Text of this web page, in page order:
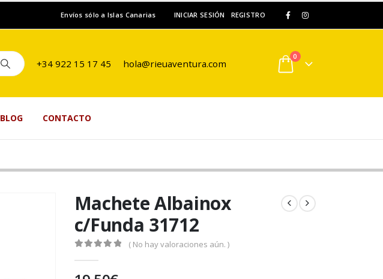
Envíos sólo a Islas Canarias INICIAR SESIÓN REGISTRO
+34 922 15 17 45 hola@rieuaventura.com
0
BLOG CONTACTO
Machete Albainox
c/Funda 31712
( No hay valoraciones aún. )